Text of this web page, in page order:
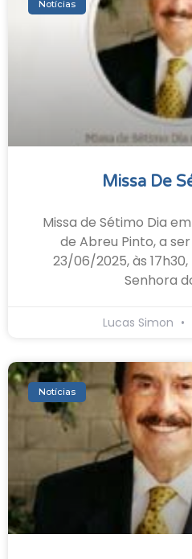
Notícias
Missa De
Missa de Sétimo Dia
de Abreu Pinto, a
23/06/2025, às
Senhora
Lucas Simon
Notícias